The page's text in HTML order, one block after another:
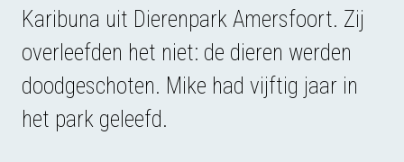
Karibuna uit Dierenpark Amersfoort. Zij
overleefden het niet: de dieren werden
doodgeschoten. Mike had vijftig jaar in
het park geleefd.